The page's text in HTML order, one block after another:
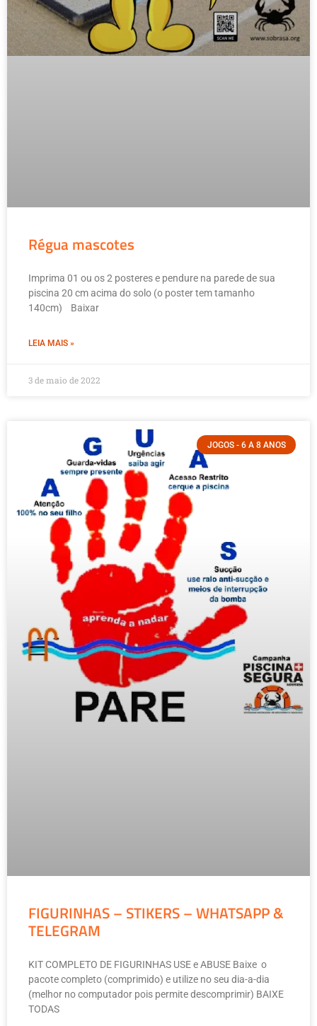
Régua mascotes
Imprima 01 ou os 2 posteres e pendure na parede de sua
piscina 20 cm acima do solo (o poster tem tamanho
140cm) Baixar
LEIA MAIS »
3 de maio de 2022
JOGOS - 6 A 8 ANOS
FIGURINHAS – STIKERS – WHATSAPP &
TELEGRAM
KIT COMPLETO DE FIGURINHAS USE e ABUSE Baixe o
pacote completo (comprimido) e utilize no seu dia-a-dia
(melhor no computador pois permite descomprimir) BAIXE
TODAS